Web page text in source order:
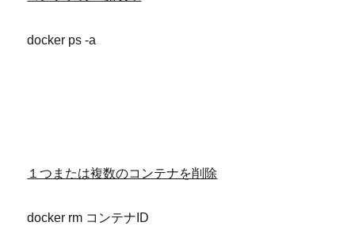
docker ps -a
１つまたは複数のコンテナを削除
docker rm コンテナID